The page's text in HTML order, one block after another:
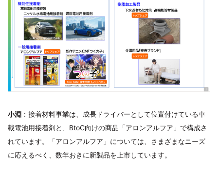
小淵 ：接着材料事業は、成長ドライバーとして位置付けている車
載電池用接着剤と、BtoC向けの商品「アロンアルフア」で構成さ
れています。「アロンアルフア」については、さまざまなニーズ
に応えるべく、数年おきに新製品を上市しています。